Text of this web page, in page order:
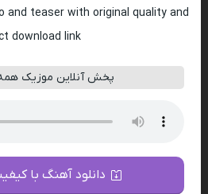
and teaser with original quality and
download link
پخش آنلاین موزیک
دانلود آهنگ با کیفیت